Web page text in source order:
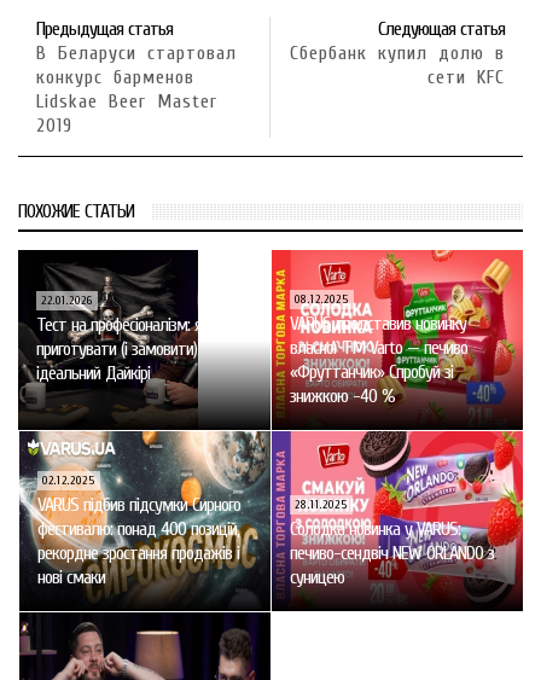
Предыдущая статья
В Беларуси стартовал
конкурс барменов
Lidskae Beer Master
2019
Следующая статья
Сбербанк купил долю в
сети KFC
ПОХОЖИЕ СТАТЬИ
22.01.2026
Тест на професіоналізм: як
приготувати (і замовити)
ідеальний Дайкірі
08.12.2025
VARUS представив новинку
власної ТМ Varto — печиво
«Фруттанчик» Спробуй зі
знижкою -40 %
02.12.2025
VARUS підбив підсумки Сирного
фестивалю: понад 400 позицій,
рекордне зростання продажів і
нові смаки
28.11.2025
Солодка новинка у VARUS:
печиво-сендвіч NEW ORLANDO з
суницею